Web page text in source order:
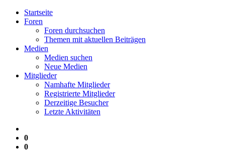
Startseite
Foren
Foren durchsuchen
Themen mit aktuellen Beiträgen
Medien
Medien suchen
Neue Medien
Mitglieder
Namhafte Mitglieder
Registrierte Mitglieder
Derzeitige Besucher
Letzte Aktivitäten
0
0